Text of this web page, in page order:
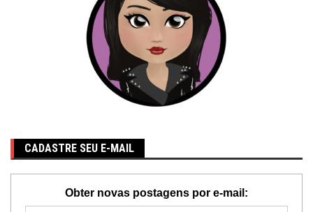
CADASTRE SEU E-MAIL
Obter novas postagens por e-mail: